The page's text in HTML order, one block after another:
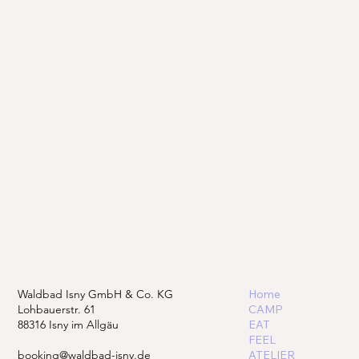
Waldbad Isny GmbH & Co. KG
Lohbauerstr. 61
88316 Isny im Allgäu
booking@waldbad-isny.de
Home
CAMP
EAT
FEEL
ATELIER